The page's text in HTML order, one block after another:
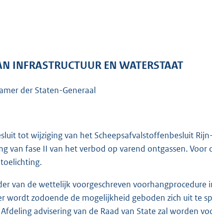
r
o
:
3
5
b
INFRASTRUCTUUR EN WATERSTAAT
der Staten-Generaal
tot wijziging van het Scheepsafvalstoffenbesluit
van fase II van het verbod op varend ontgassen. Voor
van de wettelijk voorgeschreven voorhangprocedure
wordt zodoende de mogelijkheid geboden zich uit te
advisering van de Raad van State zal worden